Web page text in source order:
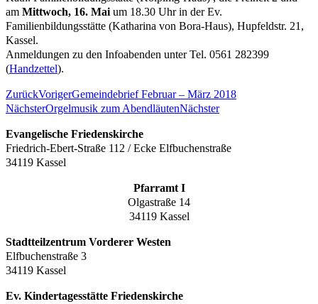
am Mittwoch, 16. Mai um 18.30 Uhr in der Ev.
Familienbildungsstätte (Katharina von Bora-Haus), Hupfeldstr. 21,
Kassel.
Anmeldungen zu den Infoabenden unter Tel. 0561 282399
(Handzettel).
ZurückVorigerGemeindebrief Februar – März 2018
NächsterOrgelmusik zum AbendläutenNächster
Evangelische Friedenskirche
Friedrich-Ebert-Straße 112 / Ecke Elfbuchenstraße
34119 Kassel
Pfarramt I
Olgastraße 14
34119 Kassel
Stadtteilzentrum Vorderer Westen
Elfbuchenstraße 3
34119 Kassel
Ev. Kindertagesstätte Friedenskirche